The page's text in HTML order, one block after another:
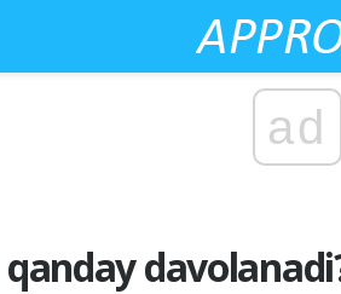
ad